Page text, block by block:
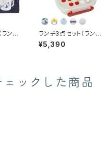
ランチ
ランチ3点セット（ランチ
ボックス）
¥5,390
ェックした商品